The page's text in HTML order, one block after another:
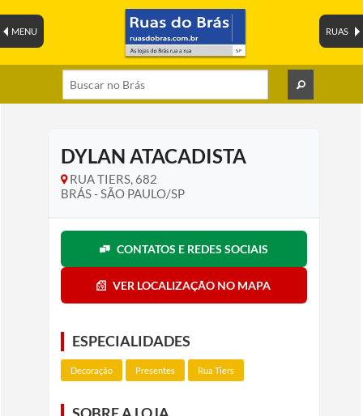
RUAS
MENU
DYLAN ATACADISTA
RUA TIERS, 682
BRÁS - SÃO PAULO/SP
CONTATOS E REDES SOCIAIS
VER LOCALIZAÇÃO NO MAPA
ESPECIALIDADES
Decoração Presentes Rua Tiers